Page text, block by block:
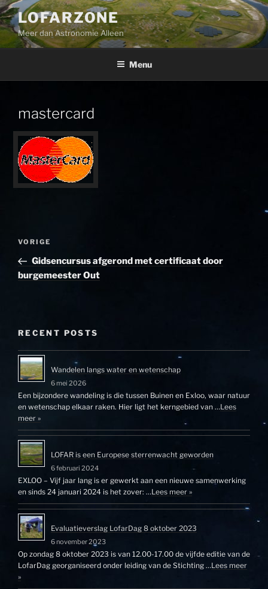
Ga
naar
de
inhoud
LOFARZONE
Meer dan Astronomie Alleen
Menu
mastercard
Bericht
Vorig
bericht
VORIGE
Gidsencursus afgerond met certificaat door
burgemeester Out
RECENT POSTS
Wandelen langs water en wetenschap
6 mei 2026
Een bijzondere wandeling is die tussen Buinen en Exloo, waar natuur
en wetenschap elkaar raken. Hier ligt het kerngebied van …Lees
meer »
LOFAR is een Europese sterrenwacht geworden
6 februari 2024
EXLOO – Vijf jaar lang is er gewerkt aan een nieuwe samenwerking
en sinds 24 januari 2024 is het zover: …Lees meer »
Evaluatieverslag LofarDag 8 oktober 2023
6 november 2023
Op zondag 8 oktober 2023 is van 12.00-17.00 de vijfde editie van de
LofarDag georganiseerd onder leiding van de Stichting …Lees meer
»